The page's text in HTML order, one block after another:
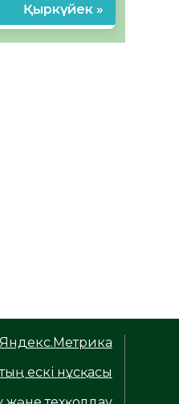
Қыркүйек »
ескі нұсқасы